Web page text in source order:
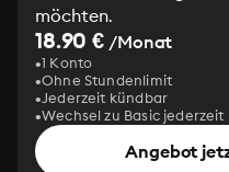
möchten.
18.90 € /Monat
1 Konto
Ohne Stundenlimit
Jederzeit kündbar
Wechsel zu Basic jederzeit
Angebot